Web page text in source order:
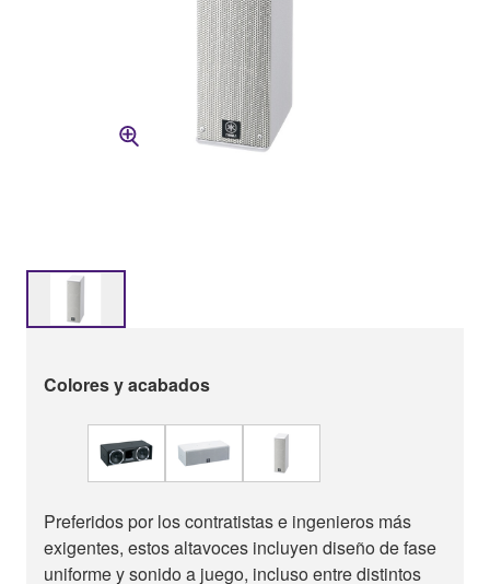
Colores y acabados
Preferidos por los contratistas e ingenieros más
exigentes, estos altavoces incluyen diseño de fase
uniforme y sonido a juego, incluso entre distintos